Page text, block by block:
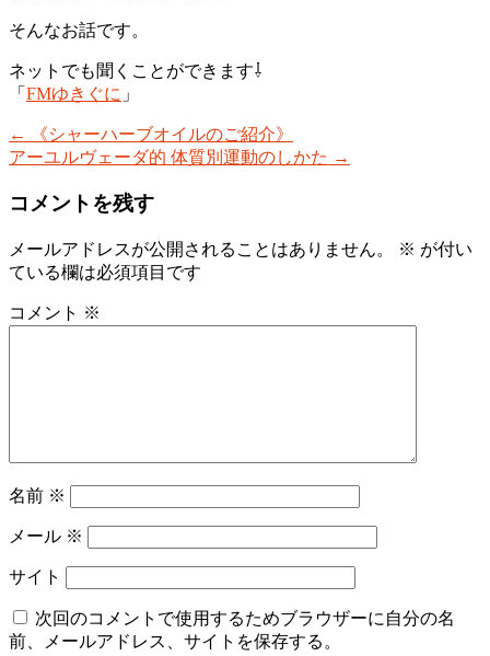
そんなお話です。
ネットでも聞くことができます⇩
「 FMゆきぐに 」
←
《シャーハーブオイルのご紹介》
アーユルヴェーダ的 体質別運動のしかた →
コメントを残す
メールアドレスが公開されることはありません。 ※ が付い
ている欄は必須項目です
コメント ※
名前 ※
メール ※
サイト
次回のコメントで使用するためブラウザーに自分の名
前、メールアドレス、サイトを保存する。